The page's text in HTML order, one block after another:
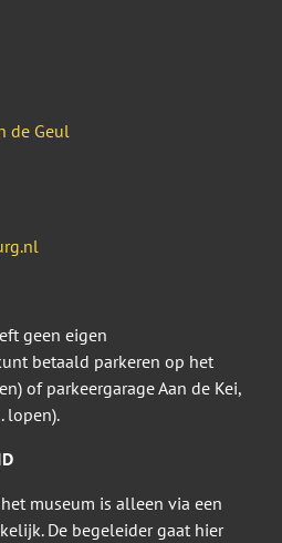
de Geul
geen eigen
betaald parkeren op het
of parkeergarage Aan de Kei,
lopen).
museum is alleen via een
De begeleider gaat hier